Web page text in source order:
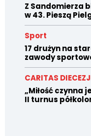
Z Sandomierza
w 43. Pieszą
Sport
17 drużyn na
zawody
CARITAS
„Miłość czynna
II turnus